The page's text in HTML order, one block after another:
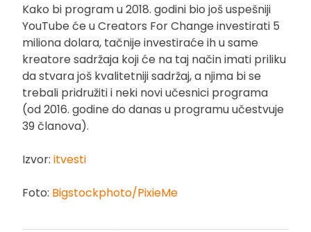
Kako bi program u 2018. godini bio još uspešniji
YouTube će u Creators For Change investirati 5
miliona dolara, tačnije investiraće ih u same
kreatore sadržaja koji će na taj način imati priliku
da stvara još kvalitetniji sadržaj, a njima bi se
trebali pridružiti i neki novi učesnici programa
(od 2016. godine do danas u programu učestvuje
39 članova).
Izvor: itvesti
Foto: Bigstockphoto/PixieMe